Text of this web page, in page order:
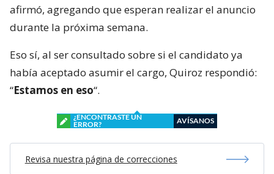
afirmó, agregando que esperan realizar el anuncio
durante la próxima semana.
Eso sí, al ser consultado sobre si el candidato ya
había aceptado asumir el cargo, Quiroz respondió:
“Estamos en eso“.
¿ENCONTRASTE UN
ERROR?
AVÍSANOS
Revisa nuestra página de correcciones